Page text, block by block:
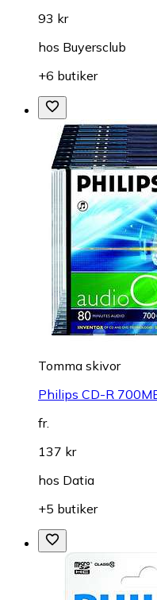
93 kr
hos Buyersclub
+6 butiker
Tomma skivor
Philips CD-R
fr.
137 kr
hos Datia
+5 butiker